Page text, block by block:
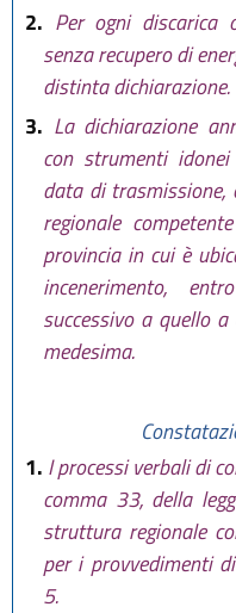
2. Per ogni discarica
senza recupero di
distinta dichiarazione.
3. La dichiarazione
con strumenti
data di
regionale
provincia in cui è
incenerimento,
successivo a quello
medesima.
1. I processi verbali di
comma 33, della
struttura regionale
per i provvedimenti
5.